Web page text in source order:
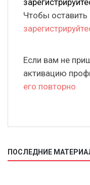
Чтобы
Если вам не
активацию
его повторно
ПОСЛЕДНИЕ